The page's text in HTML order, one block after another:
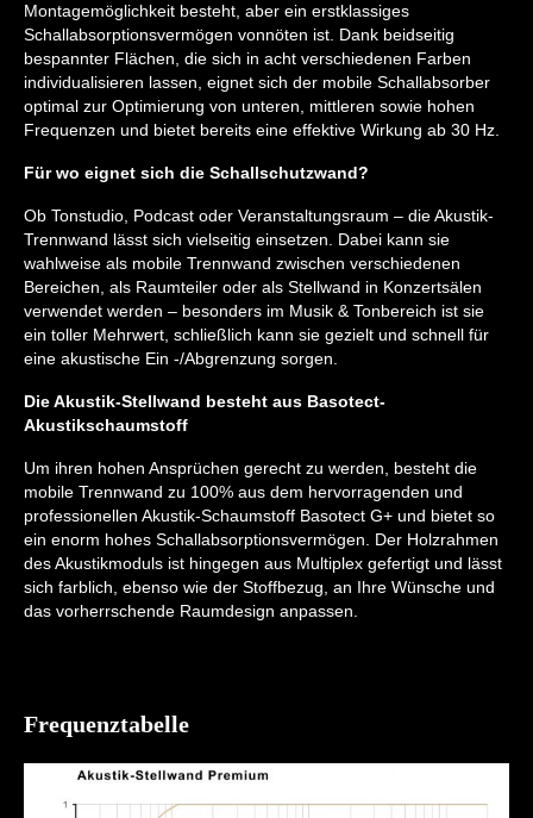
Montagemöglichkeit besteht, aber ein erstklassiges
Schallabsorptionsvermögen vonnöten ist. Dank beidseitig
bespannter Flächen, die sich in acht verschiedenen Farben
individualisieren lassen, eignet sich der mobile Schallabsorber
optimal zur Optimierung von unteren, mittleren sowie hohen
Frequenzen und bietet bereits eine effektive Wirkung ab 30 Hz.
Für wo eignet sich die Schallschutzwand?
Ob Tonstudio, Podcast oder Veranstaltungsraum – die Akustik-
Trennwand lässt sich vielseitig einsetzen. Dabei kann sie
wahlweise als mobile Trennwand zwischen verschiedenen
Bereichen, als Raumteiler oder als Stellwand in Konzertsälen
verwendet werden – besonders im Musik & Tonbereich ist sie
ein toller Mehrwert, schließlich kann sie gezielt und schnell für
eine akustische Ein -/Abgrenzung sorgen.
Die Akustik-Stellwand besteht aus Basotect-
Akustikschaumstoff
Um ihren hohen Ansprüchen gerecht zu werden, besteht die
mobile Trennwand zu 100% aus dem hervorragenden und
professionellen Akustik-Schaumstoff Basotect G+ und bietet so
ein enorm hohes Schallabsorptionsvermögen. Der Holzrahmen
des Akustikmoduls ist hingegen aus Multiplex gefertigt und lässt
sich farblich, ebenso wie der Stoffbezug, an Ihre Wünsche und
das vorherrschende Raumdesign anpassen.
Frequenztabelle